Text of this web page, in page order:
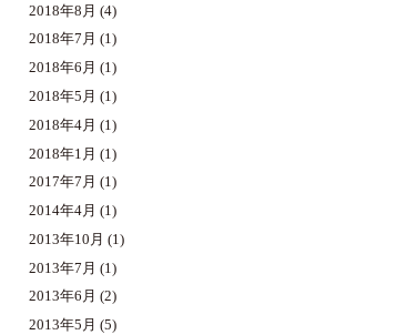
2018年8月 (4)
2018年7月 (1)
2018年6月 (1)
2018年5月 (1)
2018年4月 (1)
2018年1月 (1)
2017年7月 (1)
2014年4月 (1)
2013年10月 (1)
2013年7月 (1)
2013年6月 (2)
2013年5月 (5)